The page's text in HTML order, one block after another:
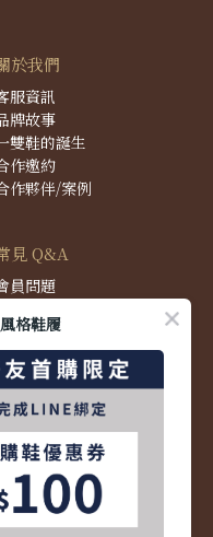
於我們
服資訊
牌故事
雙鞋的誕生
作邀約
作夥伴/案例
見 Q&A
員問題
送問題
換貨問題
品問題
格鞋履